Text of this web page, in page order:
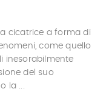
cicatrice a forma di
come quello
inesorabilmente
del suo
la ...